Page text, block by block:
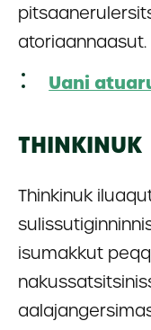
atoriaannaasut.
Uani
THINKINUK
Thinkinuk
isumakkut